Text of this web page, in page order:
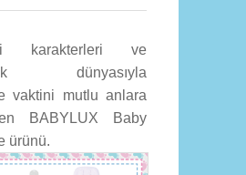
karakterleri ve
dünyasıyla
vaktini mutlu anlara
BABYLUX Baby
ürünü.